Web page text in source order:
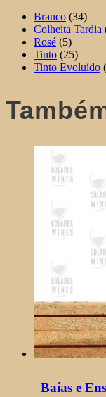
Branco (34)
Colheita Tardia
Rosé (5)
Tinto (25)
Tinto Evoluído
Baías e